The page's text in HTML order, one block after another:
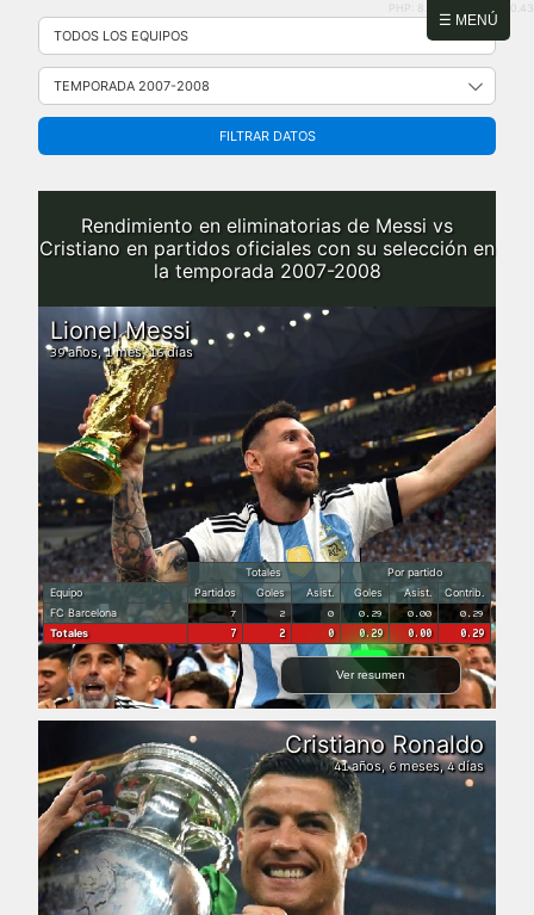
☰ MENÚ
Saltar
contenido
PHP: 8.2.31 | MySQL: 8.0.43
FILTRAR DATOS
Rendimiento en eliminatorias de Messi vs
Cristiano en partidos oficiales con su selección en
la temporada 2007-2008
Totales
Por partido
Equipo
Partidos Goles Asist. Goles Asist.
Contrib.
FC Barcelona
7 2 0 0.29 0.00 0.29
Totales 7 2 0 0.29 0.00 0.29
Ver resumen
Lionel Messi
39años,1mes,16días
Cristiano Ronaldo
41años,6meses,4días